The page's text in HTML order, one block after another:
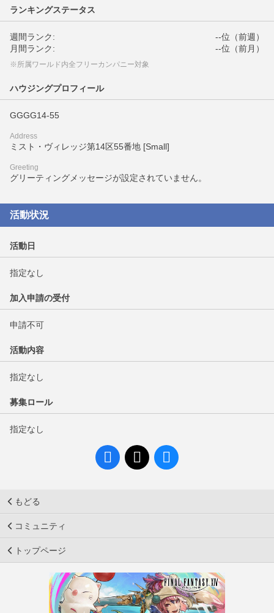
ランキングステータス
週間ランク:
--位（前週）
月間ランク:
--位（前月）
※所属ワールド内全フリーカンパニー対象
ハウジングプロフィール
GGGG14-55
Address
ミスト・ヴィレッジ第14区55番地 [Small]
Greeting
グリーティングメッセージが設定されていません。
活動状況
活動日
指定なし
加入申請の受付
申請不可
活動内容
指定なし
募集ロール
指定なし
もどる
コミュニティ
トップページ